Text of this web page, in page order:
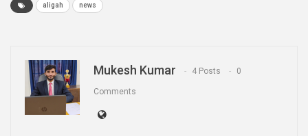
aligah news
Mukesh Kumar 4 Posts 0
Comments